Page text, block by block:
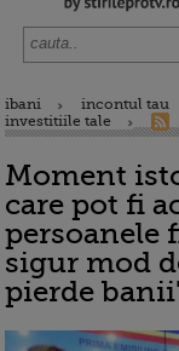
ibani
incontul tau
investitiile tale
Moment
care pot fi
persoanele
sigur mod
pierde